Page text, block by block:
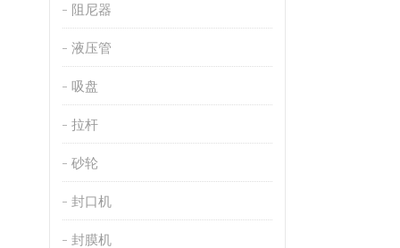
阻尼器
液压管
吸盘
拉杆
砂轮
封口机
封膜机